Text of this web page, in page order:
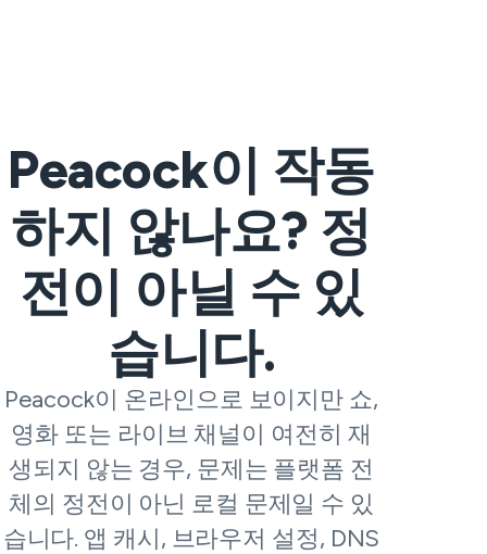
Peacock이 작동
하지 않나요? 정
전이 아닐 수 있
습니다.
Peacock이 온라인으로 보이지만 쇼,
영화 또는 라이브 채널이 여전히 재
생되지 않는 경우, 문제는 플랫폼 전
체의 정전이 아닌 로컬 문제일 수 있
습니다. 앱 캐시, 브라우저 설정, DNS